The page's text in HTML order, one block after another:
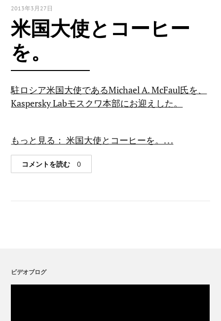
2013年3月27日
米国大使とコーヒー
を。
駐ロシア米国大使であるMichael A. McFaul氏を、
Kaspersky Labモスクワ本部にお迎えした。
もっと見る： 米国大使とコーヒーを。. . .
コメントを読む 0
ビデオブログ